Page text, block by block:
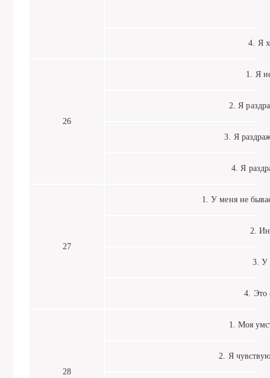
4. Я
26
1. Я не
2. Я
3. Я
4. Я
27
1. У меня не
2.
3. У
4. Это
28
1. Моя
2. Я чувствую